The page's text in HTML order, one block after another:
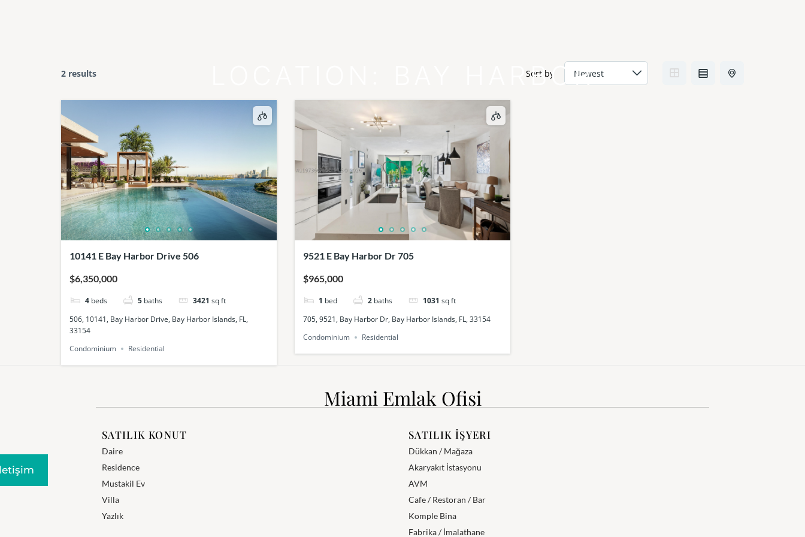
BAY HARBOR
2 results Sort by
10141 E Bay Harbor Drive 506
$6,350,000
4 beds 5 baths 3421 sq ft
506, 10141, Bay Harbor Drive, Bay Harbor Islands, FL,
33154
Condominium
Residential
9521 E Bay Harbor Dr 705
$965,000
1 bed 2 baths 1031 sq ft
705, 9521, Bay Harbor Dr, Bay Harbor Islands, FL, 33154
Condominium
Residential
Miami Emlak Ofisi
SATILIK KONUT
Daire
Residence
Mustakil Ev
Villa
Yazlık
SATILIK İŞYERI
Dükkan / Mağaza
Akaryakıt İstasyonu
AVM
Cafe / Restoran / Bar
Komple Bina
Fabrika / İmalathane